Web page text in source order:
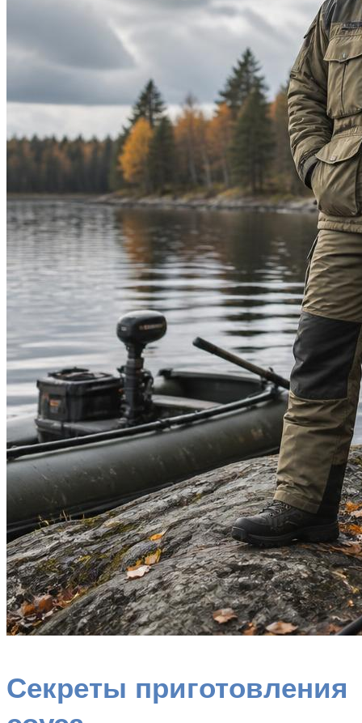
Секреты приготовления